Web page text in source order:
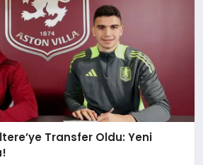
Transfer Oldu: Yeni